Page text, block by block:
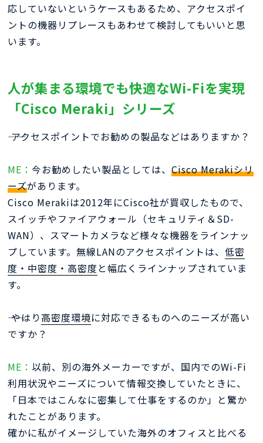
応していないというケースもあるため、アクセスポイ
ントの機器リプレースもあわせて検討してもいいと思
います。
人が集まる環境でも快適なWi-Fiを実現
「Cisco Meraki」シリーズ
―― アクセスポイントでお勧めの製品などはありますか？
ME：今お勧めしたい製品としては、Cisco Merakiシリ
ーズがあります。
Cisco Merakiは2012年にCisco社が買収したもので、
スイッチやファイアウォール（セキュリティ＆SD-
WAN）、スマートカメラなど様々な機器をラインナッ
プしています。無線LANのアクセスポイントは、低密
度・中密度・高密度 と幅広くラインナップされていま
す。
―― やはり高密度環境に対応できるものへのニーズが高い
ですか？
ME： 以前、別の海外メーカーですが、国内でのWi-Fi
利用状況やニーズについて情報交換していたときに、
「日本ではこんなに密集して仕事をするのか」と驚か
れたことがあります。
確かに私がイメージしていた海外のオフィスと比べる